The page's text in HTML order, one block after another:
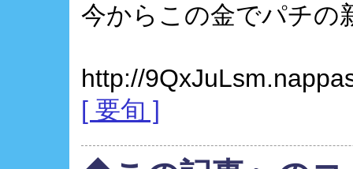
今からこの金でパチの
http://
[ 要旬 ]